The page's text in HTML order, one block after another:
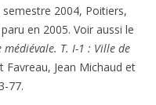
semestre 2004, Poitiers,
en 2005. Voir aussi le
T. I-1 : Ville de
Jean Michaud et
77.